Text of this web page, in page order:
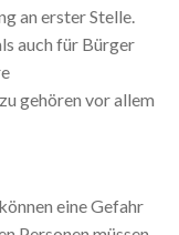
an erster Stelle.
auch für Bürger
gehören vor allem
eine Gefahr